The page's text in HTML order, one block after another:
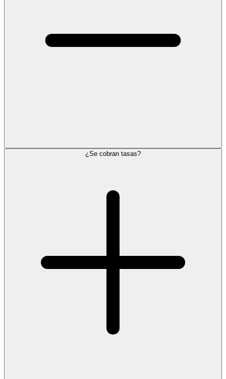
¿Se cobran tasas?